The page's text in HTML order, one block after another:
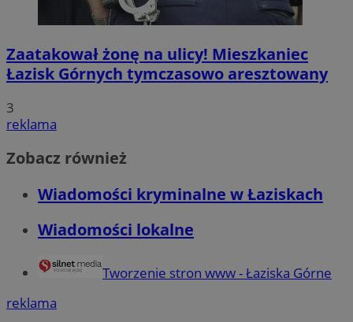
Zaatakował żonę na ulicy! Mieszkaniec
Łazisk Górnych tymczasowo aresztowany
3
reklama
Zobacz również
Wiadomości kryminalne w Łaziskach
Wiadomości lokalne
Tworzenie stron www - Łaziska Górne
reklama